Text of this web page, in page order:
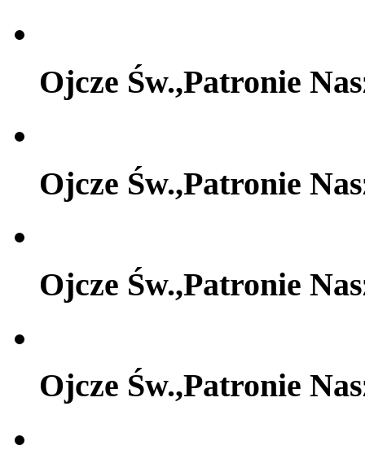
Ojcze Św.,Patronie
Ojcze Św.,Patronie
Ojcze Św.,Patronie
Ojcze Św.,Patronie